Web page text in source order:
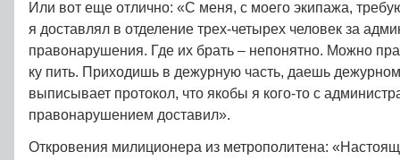
Или вот еще отлично: «С меня, с моего экипажа,
я доставлял в отделение трех-четырех человек за
правонарушения. Где их брать – непонятно. Можно
ку пить. Приходишь в дежурную часть, даешь
выписывает протокол, что якобы я кого-то с
правонарушением доставил».
Откровения милиционера из метрополитена: